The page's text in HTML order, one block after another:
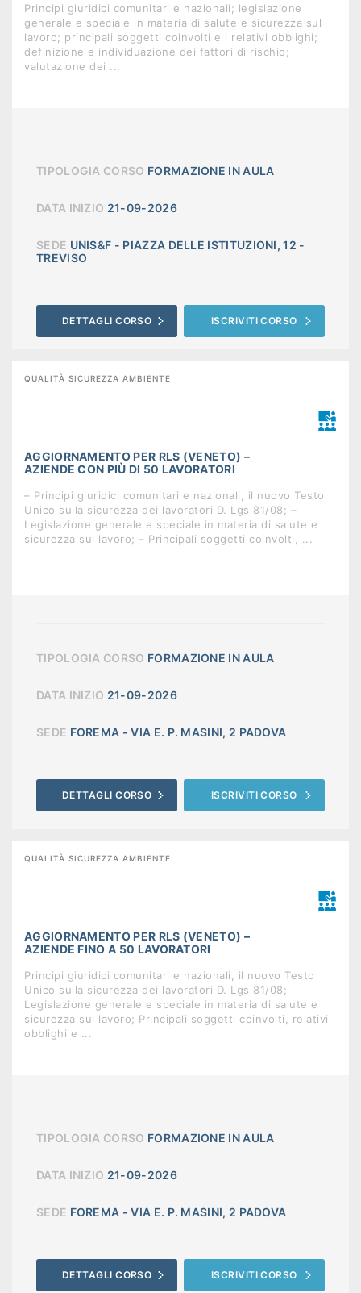
Principi giuridici comunitari e nazionali; legislazione
generale e speciale in materia di salute e sicurezza sul
lavoro; principali soggetti coinvolti e i relativi obblighi;
definizione e individuazione dei fattori di rischio;
valutazione dei ...
TIPOLOGIA CORSO FORMAZIONE IN AULA
DATA INIZIO 21-09-2026
SEDE UNIS&F - PIAZZA DELLE ISTITUZIONI, 12 -
TREVISO
DETTAGLI CORSO ISCRIVITI CORSO
QUALITÀ SICUREZZA AMBIENTE
AGGIORNAMENTO PER RLS (VENETO) –
AZIENDE CON PIÙ DI 50 LAVORATORI
– Principi giuridici comunitari e nazionali, il nuovo Testo
Unico sulla sicurezza dei lavoratori D. Lgs 81/08; –
Legislazione generale e speciale in materia di salute e
sicurezza sul lavoro; – Principali soggetti coinvolti, ...
TIPOLOGIA CORSO FORMAZIONE IN AULA
DATA INIZIO 21-09-2026
SEDE FOREMA - VIA E. P. MASINI, 2 PADOVA
DETTAGLI CORSO ISCRIVITI CORSO
QUALITÀ SICUREZZA AMBIENTE
AGGIORNAMENTO PER RLS (VENETO) –
AZIENDE FINO A 50 LAVORATORI
Principi giuridici comunitari e nazionali, il nuovo Testo
Unico sulla sicurezza dei lavoratori D. Lgs 81/08;
Legislazione generale e speciale in materia di salute e
sicurezza sul lavoro; Principali soggetti coinvolti, relativi
obblighi e ...
TIPOLOGIA CORSO FORMAZIONE IN AULA
DATA INIZIO 21-09-2026
SEDE FOREMA - VIA E. P. MASINI, 2 PADOVA
DETTAGLI CORSO ISCRIVITI CORSO